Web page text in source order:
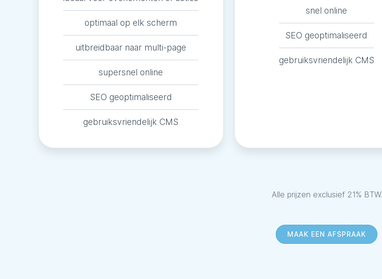
optimaal op elk scherm
uitbreidbaar naar multi-page
supersnel online
SEO geoptimaliseerd
gebruiksvriendelijk CMS
snel online
SEO geoptimaliseerd
gebruiksvriendelijk CMS
Alle prijzen exclusief 21% BTW.
MAAK EEN AFSPRAAK